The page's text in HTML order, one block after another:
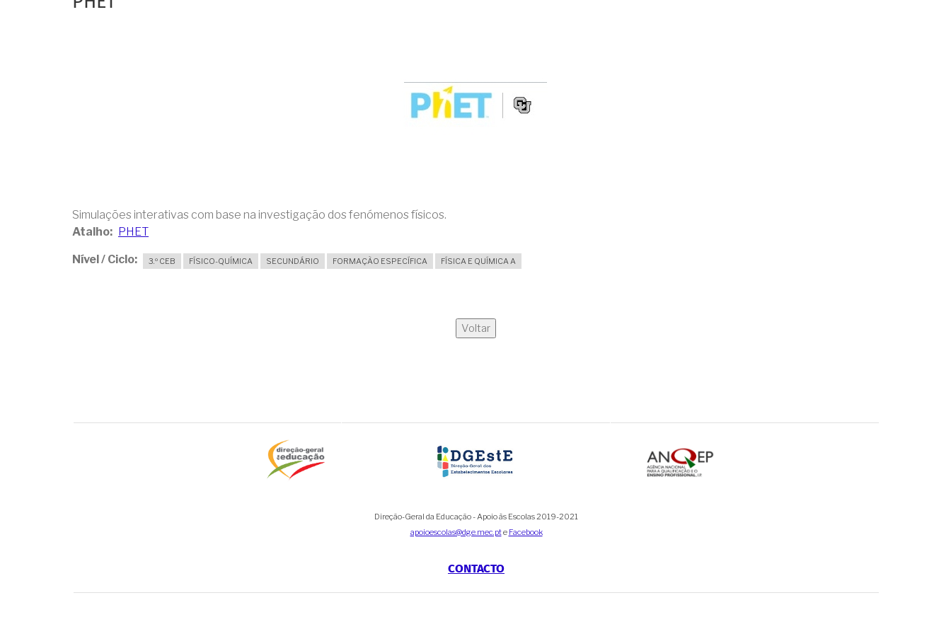
Simulações interativas com base na investigação dos fenómenos físicos.
Atalho
PHET
Nível / Ciclo 3.º CEB FÍSICO-QUÍMICA SECUNDÁRIO FORMAÇÃO ESPECÍFICA FÍSICA E QUÍMICA A
Voltar
Direção-Geral da Educação - Apoio às Escolas 2019-2021
apoioescolas@dge.mec.pte Facebook
CONTACTO